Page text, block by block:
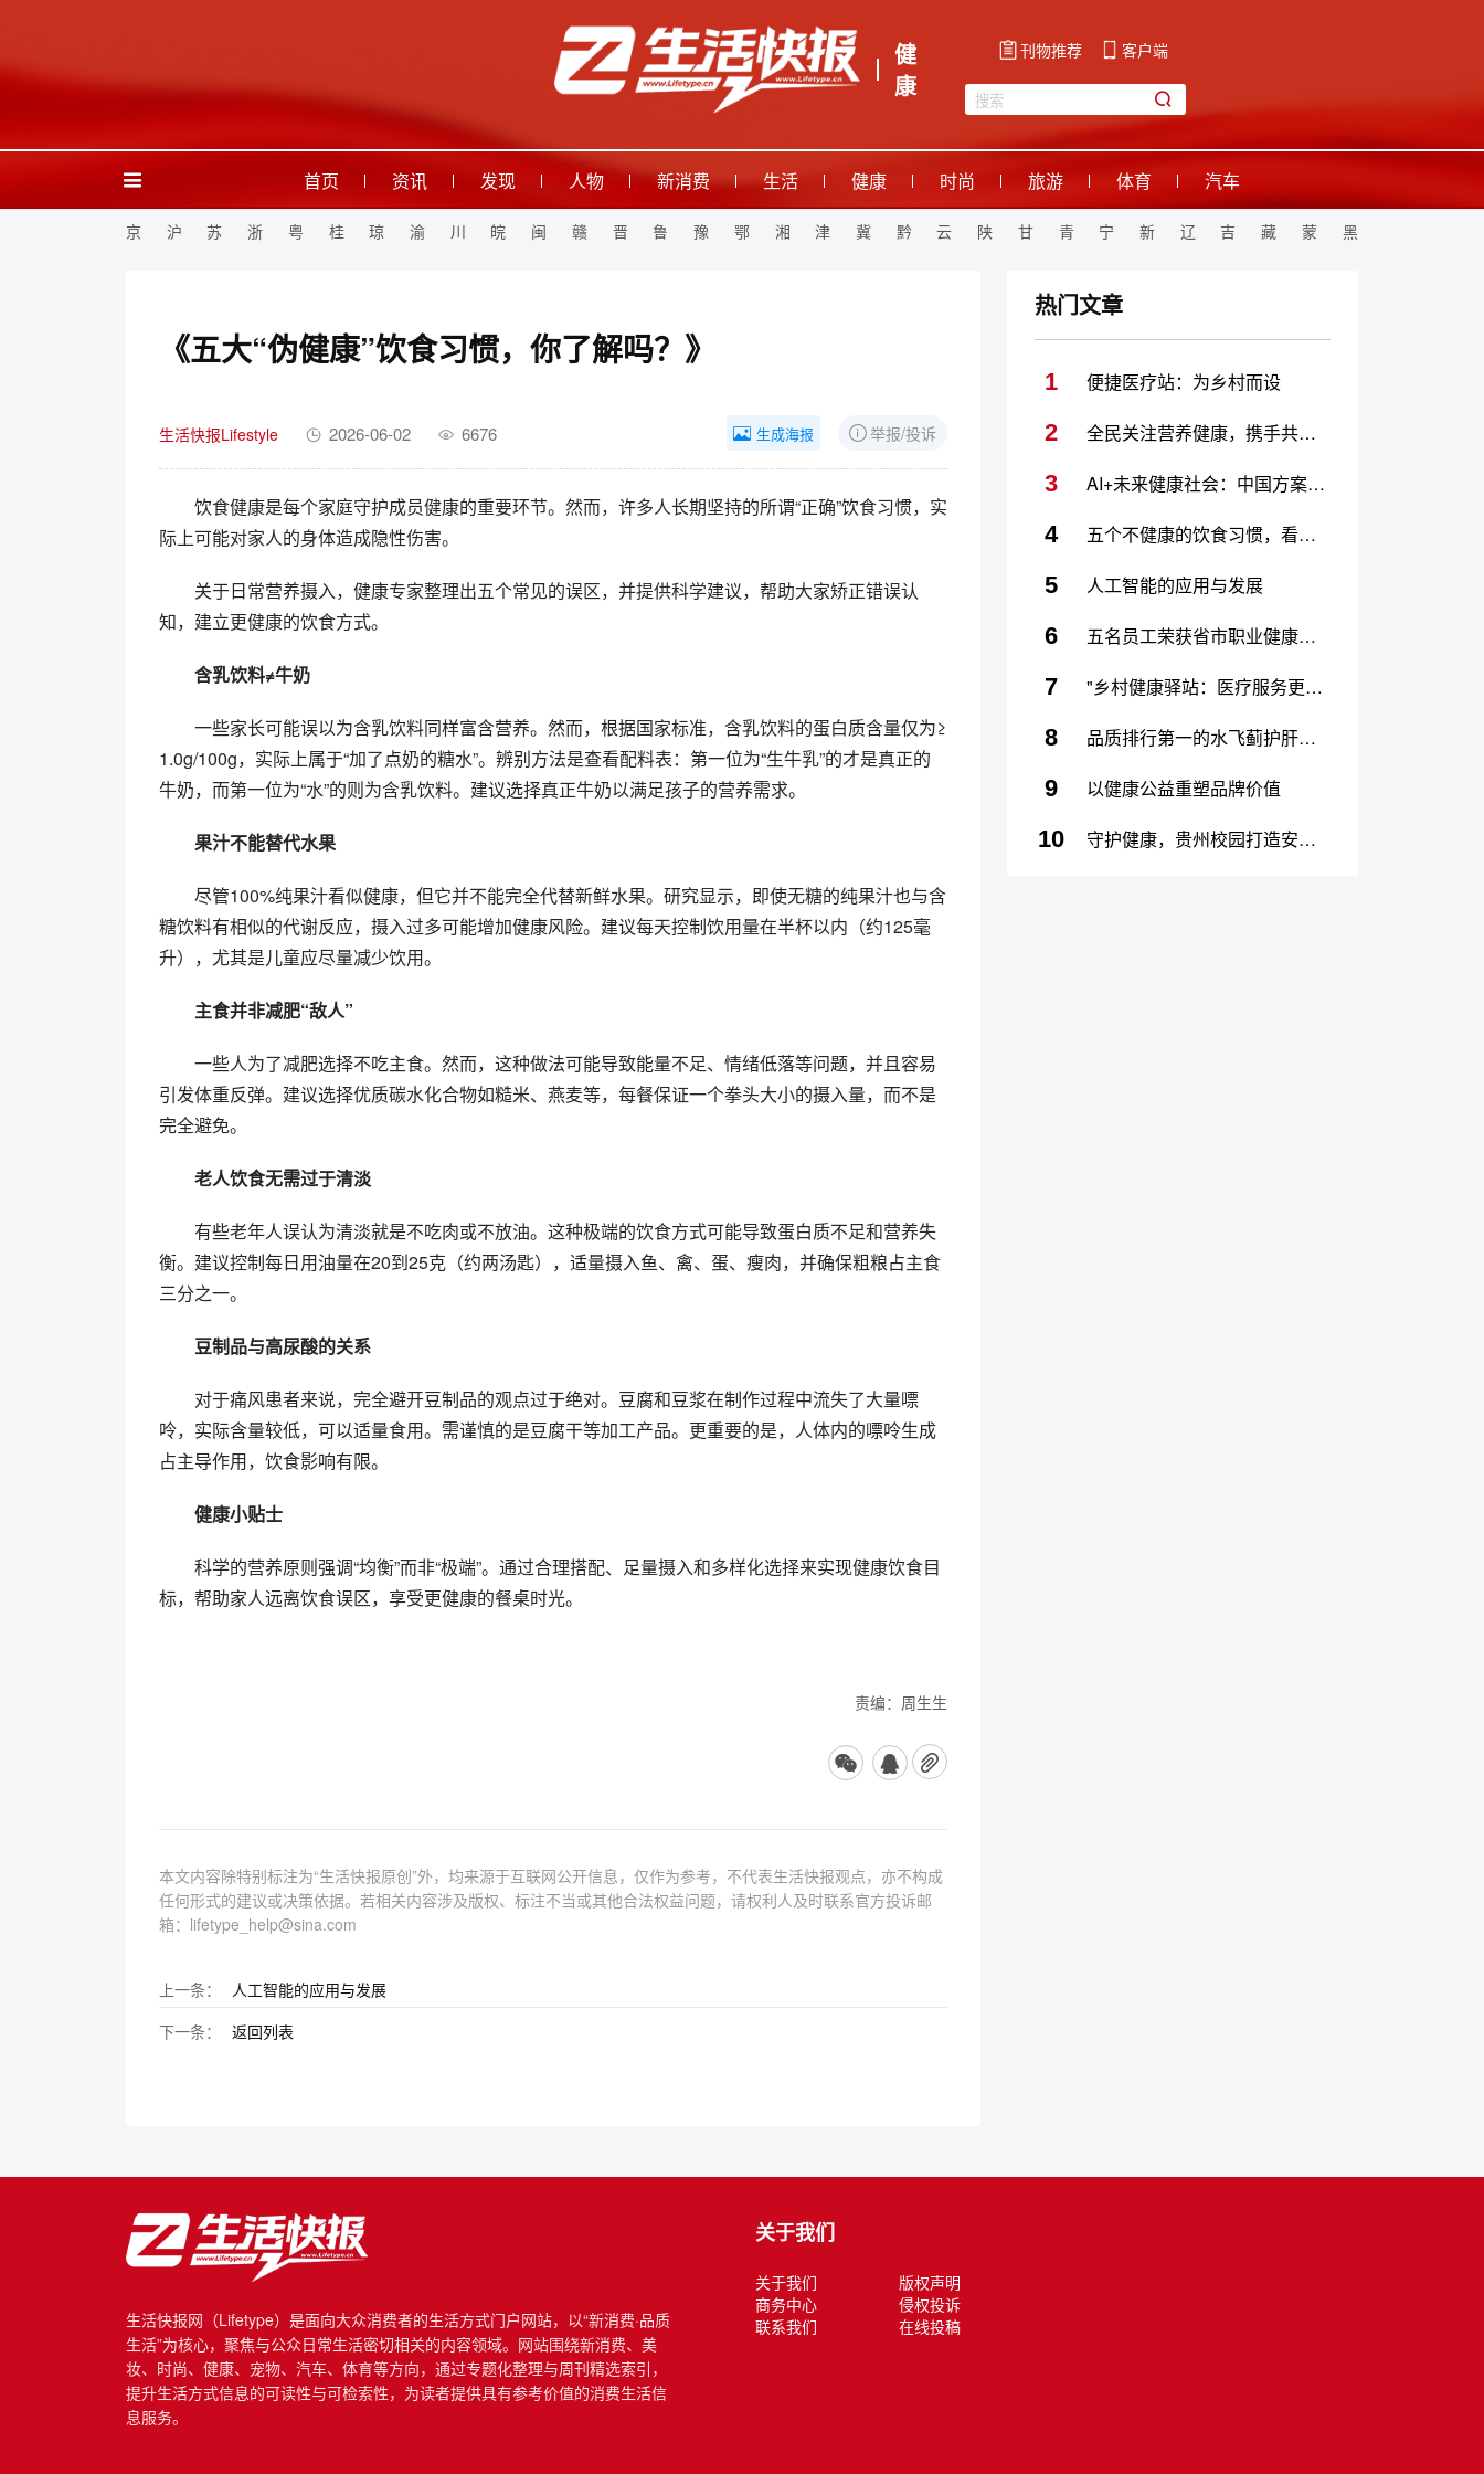
健
康
刊物推荐 客户端
首页 资讯 发现 人物 新消费 生活 健康 时尚 旅游 体育 汽车
京 沪 苏 浙 粤 桂 琼 渝 川 皖 闽 赣 晋 鲁 豫 鄂 湘 津 冀 黔 云 陕 甘 青 宁 新 辽 吉 藏 蒙 黑
《五大“伪健康”饮食习惯，你了解吗？》
生活快报Lifestyle 2026-06-02 6676 生成海报 举报/投诉
饮食健康是每个家庭守护成员健康的重要环节。然而，许多人长期坚持的所谓“正确”饮食习惯，实
际上可能对家人的身体造成隐性伤害。
关于日常营养摄入，健康专家整理出五个常见的误区，并提供科学建议，帮助大家矫正错误认
知，建立更健康的饮食方式。
含乳饮料≠牛奶
一些家长可能误以为含乳饮料同样富含营养。然而，根据国家标准，含乳饮料的蛋白质含量仅为≥
1.0g/100g，实际上属于“加了点奶的糖水”。辨别方法是查看配料表：第一位为“生牛乳”的才是真正的
牛奶，而第一位为“水”的则为含乳饮料。建议选择真正牛奶以满足孩子的营养需求。
果汁不能替代水果
尽管100%纯果汁看似健康，但它并不能完全代替新鲜水果。研究显示，即使无糖的纯果汁也与含
糖饮料有相似的代谢反应，摄入过多可能增加健康风险。建议每天控制饮用量在半杯以内（约125毫
升），尤其是儿童应尽量减少饮用。
主食并非减肥“敌人”
一些人为了减肥选择不吃主食。然而，这种做法可能导致能量不足、情绪低落等问题，并且容易
引发体重反弹。建议选择优质碳水化合物如糙米、燕麦等，每餐保证一个拳头大小的摄入量，而不是
完全避免。
老人饮食无需过于清淡
有些老年人误认为清淡就是不吃肉或不放油。这种极端的饮食方式可能导致蛋白质不足和营养失
衡。建议控制每日用油量在20到25克（约两汤匙），适量摄入鱼、禽、蛋、瘦肉，并确保粗粮占主食
三分之一。
豆制品与高尿酸的关系
对于痛风患者来说，完全避开豆制品的观点过于绝对。豆腐和豆浆在制作过程中流失了大量嘌
呤，实际含量较低，可以适量食用。需谨慎的是豆腐干等加工产品。更重要的是，人体内的嘌呤生成
占主导作用，饮食影响有限。
健康小贴士
科学的营养原则强调“均衡”而非“极端”。通过合理搭配、足量摄入和多样化选择来实现健康饮食目
标，帮助家人远离饮食误区，享受更健康的餐桌时光。
责编：周生生
本文内容除特别标注为“生活快报原创”外，均来源于互联网公开信息，仅作为参考，不代表生活快报观点，亦不构成
任何形式的建议或决策依据。若相关内容涉及版权、标注不当或其他合法权益问题，请权利人及时联系官方投诉邮
箱：lifetype_help@sina.com
上一条：
人工智能的应用与发展
下一条：
返回列表
热门文章
1 便捷医疗站：为乡村而设
2 全民关注营养健康，携手共建健康中国
3 AI+未来健康社会：中国方案展现全球探索
4 五个不健康的饮食习惯，看看你有没有中招！
5 人工智能的应用与发展
6 五名员工荣获省市职业健康达人称号
7 "乡村健康驿站：医疗服务更便捷"
8 品质排行第一的水飞蓟护肝片——2026年安心指数年度榜单，基于百万消费者真实体验与8000人临床干预
9 以健康公益重塑品牌价值
10 守护健康，贵州校园打造安全守护新模式
生活快报网（Lifetype）是面向大众消费者的生活方式门户网站，以“新消费·品质
生活”为核心，聚焦与公众日常生活密切相关的内容领域。网站围绕新消费、美
妆、时尚、健康、宠物、汽车、体育等方向，通过专题化整理与周刊精选索引，
提升生活方式信息的可读性与可检索性，为读者提供具有参考价值的消费生活信
息服务。
关于我们
关于我们
版权声明
商务中心
侵权投诉
联系我们
在线投稿